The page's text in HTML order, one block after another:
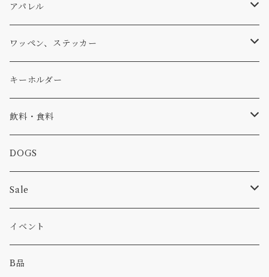
パーカー・トレーナー
アウター
コラボ
食品
...mura
ヘルメット
小物
コーヒー
焚き火
ワッペン
小物
ワッペン
ステッカー
小物
バイク
カー
アパレル
Tシャツ
キャップ、ニット
バッグ
小物
パンツ
パーカー・トレーナー
ワッペン、ステッカー
ワッペン
ステッカー
ピン
キーホルダー
飲料・食料
コーヒー
食べ物
DOGS
Sale
カー
キャンプ
イベント
B品